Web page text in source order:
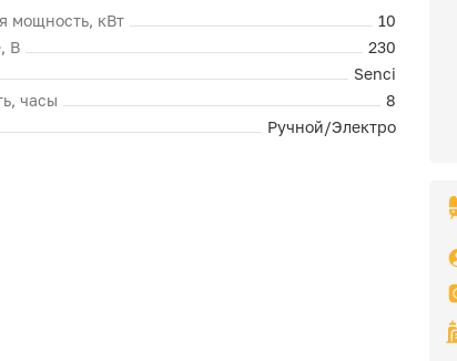
мощность, кВт
10
В
230
Senci
часы
8
Ручной/Электро